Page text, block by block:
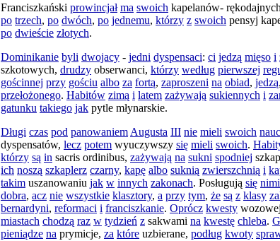
Franciszkański prowincjał ma swoich kapelanów- rękodajnych
po trzech, po dwóch, po jednemu, którzy z swoich pensyj
po dwieście złotych.
Dominikanie byli dwojacy - jedni dyspensaci: ci jedzą mięso i
szkotowych, drudzy obserwanci, którzy według pierwszej
gościnnej przy gościu albo za fortą, zaproszeni na obiad, jedzą,
przełożonego. Habitów zimą i latem zażywają sukiennych i
gatunku takiego jak pytle młynarskie.
Długi czas pod panowaniem Augusta III nie mieli swoich
dyspensatów, lecz potem wyuczywszy się mieli swoich.
którzy są in sacris ordinibus, zażywają na sukni spodniej
ich noszą szkaplerz czarny, kapę albo suknią zwierszchnią i
takim uszanowaniu jak w innych zakonach. Posługują się nimi
dobra, acz nie wszystkie klasztory, a przy tym, że są z klasy
bernardyni, reformaci i franciszkanie. Oprócz kwesty wozowej
miastach chodzą raz w tydzień z sakwami na kwestę chleba.
pieniądze na prymicje, za które uzbierane, podług kwoty